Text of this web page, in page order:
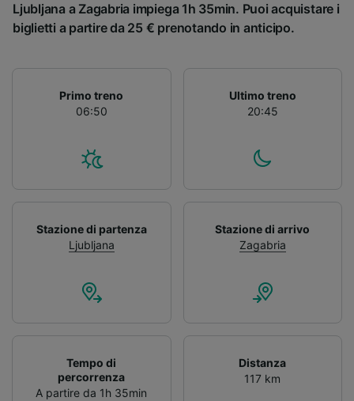
Ljubljana a Zagabria impiega 1h 35min. Puoi acquistare i
biglietti a partire da 25 € prenotando in anticipo.
Primo treno
06:50
Ultimo treno
20:45
Stazione di partenza
Ljubljana
Stazione di arrivo
Zagabria
Tempo di
percorrenza
A partire da 1h 35min
Distanza
117 km